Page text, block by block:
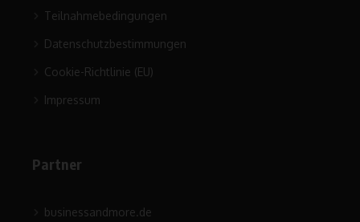
Teilnahmebedingungen
Datenschutzbestimmungen
Cookie-Richtlinie (EU)
Impressum
Partner
businessandmore.de